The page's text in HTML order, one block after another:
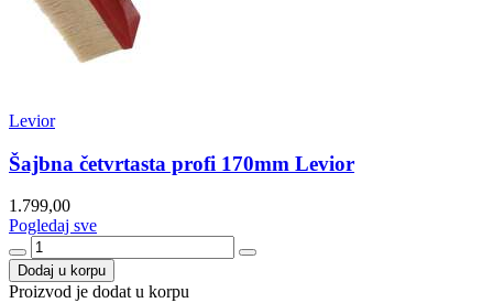
Levior
Šajbna četvrtasta profi 170mm Levior
1.799,00
Pogledaj sve
Dodaj u korpu
Proizvod je dodat u korpu